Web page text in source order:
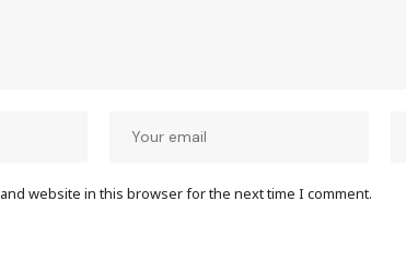
website in this browser for the next time I comment.